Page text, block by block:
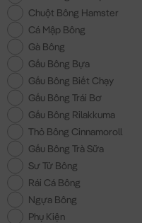
Chuột Bông Hamster
Cá Mập Bông
Gà Bông
Gấu Bông Bựa
Gấu Bông Biết Chạy
Gấu Bông Trái Bơ
Gấu Bông Rilakkuma
Thỏ Bông Cinnamoroll
Gấu Bông Trà Sữa
Sư Tử Bông
Rái Cá Bông
Ngựa Bông
Phụ Kiện